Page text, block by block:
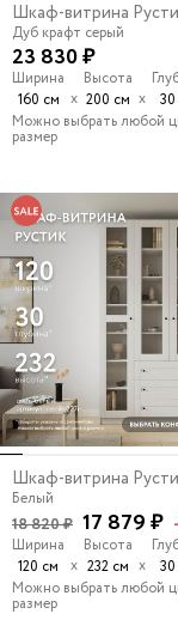
Шкаф-витрина
Дуб крафт серый
23 830 ₽
Ширина
160 см х
Высота
200 см х
Можно выбрать любой
размер
Шкаф-витрина
Белый
18 820 ₽ 17 879 ₽
Ширина
120 см
х
Высота
232 см х
Можно выбрать любой
размер